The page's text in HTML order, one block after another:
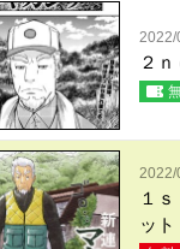
2022/
２
2022/
１
ット